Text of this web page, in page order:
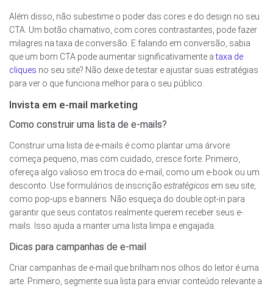
Além disso, não subestime o poder das cores e do design no seu
CTA. Um botão chamativo, com cores contrastantes, pode fazer
milagres na taxa de conversão. E falando em conversão, sabia
que um bom CTA pode aumentar significativamente ataxa de
cliques no seu site? Não deixe de testar e ajustar suas estratégias
para ver o que funciona melhor para o seu público.
Invista em e-mail marketing
Como construir uma lista de e-mails?
Construir uma lista de e-mails é como plantar uma árvore:
começa pequeno, mas com cuidado, cresce forte. Primeiro,
ofereça algo valioso em troca do e-mail, como um e-book ou um
desconto. Use formulários de inscrição estratégicos em seu site,
como pop-ups e banners. Não esqueça do double opt-in para
garantir que seus contatos realmente querem receber seus e-
mails. Isso ajuda a manter uma lista limpa e engajada.
Dicas para campanhas de e-mail
Criar campanhas de e-mail que brilham nos olhos do leitor é uma
arte. Primeiro, segmente sua lista para enviar conteúdo relevante a